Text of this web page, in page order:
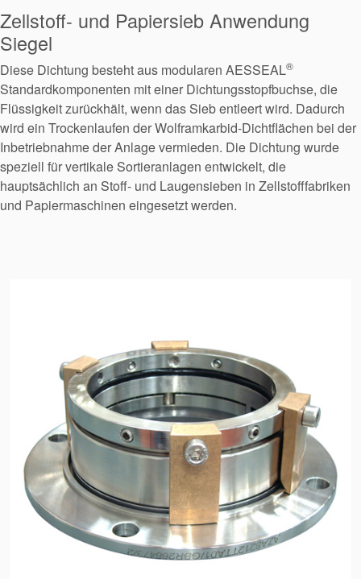
Zertifizierungen und
Standards
Kontaktieren Sie uns
Standorte
Neuigkeiten
Nachhaltigkeit
Zellstoff- und Papiersieb Anwendung
Siegel
Diese Dichtung besteht aus modularen AESSEAL®
Standardkomponenten mit einer Dichtungsstopfbuchse, die
Flüssigkeit zurückhält, wenn das Sieb entleert wird. Dadurch
wird ein Trockenlaufen der Wolframkarbid-Dichtflächen bei der
Inbetriebnahme der Anlage vermieden. Die Dichtung wurde
speziell für vertikale Sortieranlagen entwickelt, die
hauptsächlich an Stoff- und Laugensieben in Zellstofffabriken
und Papiermaschinen eingesetzt werden.